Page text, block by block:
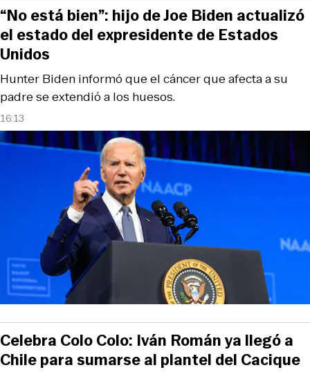
16:13
Hunter Biden informó que el cáncer que afecta a su
padre se extendió a los huesos.
“No está bien”: hijo de Joe Biden actualizó
el estado del expresidente de Estados
Unidos
Celebra Colo Colo: Iván Román ya llegó a
Chile para sumarse al plantel del Cacique